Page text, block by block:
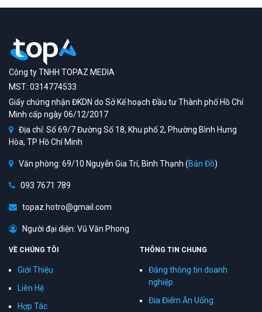
Công ty TNHH TOPAZ MEDIA
MST: 0314774533
Giấy chứng nhận ĐKDN do Sở Kế hoạch Đầu tư Thành phố Hồ Chí
Minh cấp ngày 06/12/2017
Địa chỉ: Số 69/7 Đường Số 18, Khu phố 2, Phường Bình Hưng
Hòa, TP Hồ Chí Minh
Văn phòng: 69/10 Nguyễn Gia Trí, Bình Thạnh (Bản Đồ)
093 7671 789
topaz.hotro@gmail.com
Người đại diện: Vũ Văn Phong
VỀ CHÚNG TÔI
Giới Thiệu
Liên Hệ
Hợp Tác
THÔNG TIN CHUNG
Đăng thông tin doanh
nghiệp
Địa Điểm Ăn Uống